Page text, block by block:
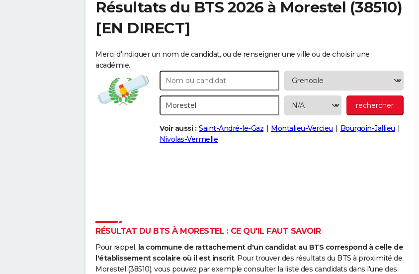
Résultats du BTS 2026 à Morestel (38510)
[EN DIRECT]
Merci d'indiquer un nom de candidat, ou de renseigner une ville ou de choisir une
académie.
Voir aussi : Saint-André-le-Gaz Montalieu-Vercieu
Bourgoin-Jallieu
Nivolas-Vermelle
RÉSULTAT DU BTS À MORESTEL : CE QU'IL FAUT SAVOIR
Pour rappel, la commune de rattachement d'un candidat au BTS correspond à celle de
l'établissement scolaire où il est inscrit. Pour trouver des résultats du BTS à proximité de
Morestel (38510), vous pouvez par exemple consulter la liste des candidats dans l'une des